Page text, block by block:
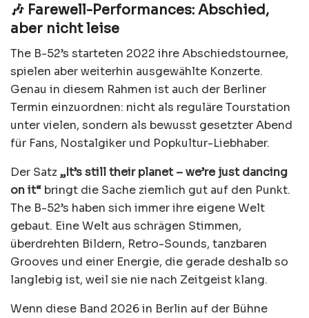
🎶 Farewell-Performances: Abschied,
aber nicht leise
The B-52’s starteten 2022 ihre Abschiedstournee,
spielen aber weiterhin ausgewählte Konzerte.
Genau in diesem Rahmen ist auch der Berliner
Termin einzuordnen: nicht als reguläre Tourstation
unter vielen, sondern als bewusst gesetzter Abend
für Fans, Nostalgiker und Popkultur-Liebhaber.
Der Satz „It’s still their planet – we’re just dancing
on it“ bringt die Sache ziemlich gut auf den Punkt.
The B-52’s haben sich immer ihre eigene Welt
gebaut. Eine Welt aus schrägen Stimmen,
überdrehten Bildern, Retro-Sounds, tanzbaren
Grooves und einer Energie, die gerade deshalb so
langlebig ist, weil sie nie nach Zeitgeist klang.
Wenn diese Band 2026 in Berlin auf der Bühne